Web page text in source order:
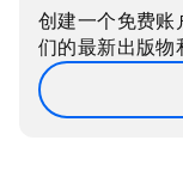
创建一个免费账
们的最新出版物